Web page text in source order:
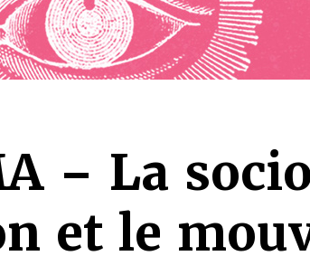
– La
et le